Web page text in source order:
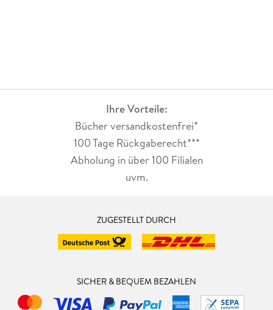
Ihre Vorteile:
Bücher versandkostenfrei*
100 Tage Rückgaberecht***
Abholung in über 100 Filialen
uvm.
ZUGESTELLT DURCH
SICHER & BEQUEM BEZAHLEN